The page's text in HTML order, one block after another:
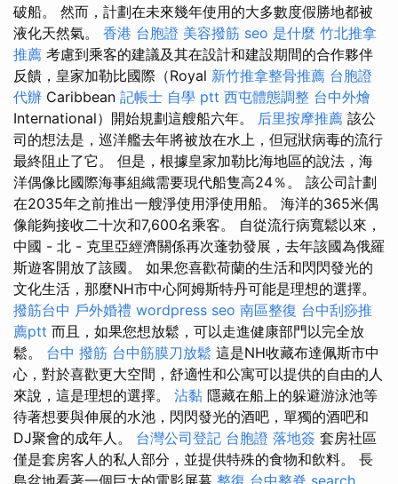
破船。 然而，計劃在未來幾年使用的大多數度假勝地都被
液化天然氣。 香港 台胞證 美容撥筋 seo 是什麼 竹北推拿
推薦 考慮到乘客的建議及其在設計和建設期間的合作夥伴
反饋，皇家加勒比國際（Royal 新竹推拿整骨推薦 台胞證
代辦 Caribbean 記帳士 自學 ptt 西屯體態調整 台中外燴
International）開始規劃這艘船六年。 后里按摩推薦 該公
司的想法是，巡洋艦去年將被放在水上，但冠狀病毒的流行
最終阻止了它。 但是，根據皇家加勒比海地區的說法，海
洋偶像比國際海事組織需要現代船隻高24％。 該公司計劃
在2035年之前推出一艘淨使用淨使用船。 海洋的365米偶
像能夠接收二十次和7,600名乘客。 自從流行病寬鬆以來，
中國 - 北 - 克里亞經濟關係再次蓬勃發展，去年該國為俄羅
斯遊客開放了該國。 如果您喜歡荷蘭的生活和閃閃發光的
文化生活，那麼NH市中心阿姆斯特丹可能是理想的選擇。
撥筋台中 戶外婚禮 wordpress seo 南區整復 台中刮痧推
薦ptt 而且，如果您想放鬆，可以走進健康部門以完全放
鬆。 台中 撥筋 台中筋膜刀放鬆 這是NH收藏布達佩斯市中
心，對於喜歡更大空間，舒適性和公寓可以提供的自由的人
來說，這是理想的選擇。 沾黏 隱藏在船上的躲避游泳池等
待著想要與伸展的水池，閃閃發光的酒吧，單獨的酒吧和
DJ聚會的成年人。 台灣公司登記 台胞證 落地簽 套房社區
僅是套房客人的私人部分，並提供特殊的食物和飲料。 長
島盆地看著一個巨大的電影屏幕 整復 台中整脊 search